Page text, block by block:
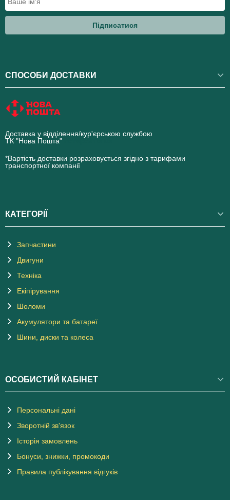
Підписатися
СПОСОБИ ДОСТАВКИ
Доставка у відділення/кур'єрською службою
ТК "Нова Пошта"
*Вартість доставки розраховується згідно з тарифами
транспортної компанії
КАТЕГОРІЇ
Запчастини
Двигуни
Техніка
Екіпірування
Шоломи
Акумулятори та батареї
Шини, диски та колеса
ОСОБИСТИЙ КАБІНЕТ
Персональні дані
Зворотній зв'язок
Історія замовлень
Бонуси, знижки, промокоди
Правила публікування відгуків